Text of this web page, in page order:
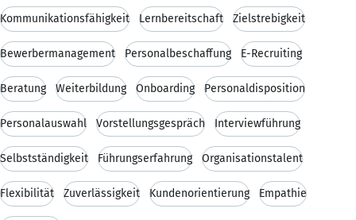
Kommunikationsfähigkeit Lernbereitschaft Zielstrebigkeit
Bewerbermanagement Personalbeschaffung E-Recruiting
Beratung Weiterbildung Onboarding Personaldisposition
Personalauswahl Vorstellungsgespräch Interviewführung
Selbstständigkeit Führungserfahrung Organisationstalent
Flexibilität Zuverlässigkeit Kundenorientierung Empathie